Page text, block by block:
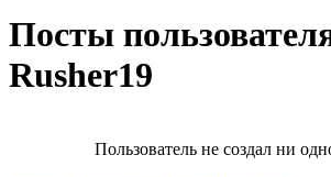
Посты
Rusher19
Пользователь не создал ни